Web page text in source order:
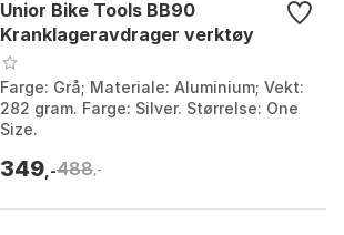
Unior Bike Tools BB90
Kranklageravdrager verktøy
Farge: Grå; Materiale: Aluminium; Vekt:
282 gram. Farge: Silver. Størrelse: One
Size.
349 ,-488,-